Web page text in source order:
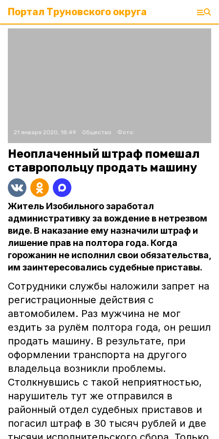
Портал Труновского округа
21 января 2020, 18:49 Общество Фото:
Неоплаченный штраф помешал
ставропольцу продать машину
Житель Изобильного заработал
административку за вождение в нетрезвом
виде. В наказание ему назначили штраф и
лишение прав на полтора года. Когда
горожанин не исполнил свои обязательства,
им заинтересовались судебные приставы.
Сотрудники службы наложили запрет на
регистрационные действия с
автомобилем. Раз мужчина не мог
ездить за рулём полтора года, он решил
продать машину. В результате, при
оформлении транспорта на другого
владельца возникли проблемы.
Столкнувшись с такой неприятностью,
нарушитель тут же отправился в
районный отдел судебных приставов и
погасил штраф в 30 тысяч рублей и две